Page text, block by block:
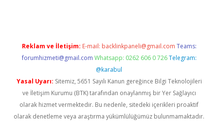
Reklam ve İletişim: E-mail: backlinkpaneli@gmail.com Teams:
forumhizmeti@gmail.com Whatsapp: 0262 606 0 726 Telegram:
@karabul
Yasal Uyarı: Sitemiz, 5651 Sayılı Kanun gereğince Bilgi Teknolojileri
ve İletişim Kurumu (BTK) tarafından onaylanmış bir Yer Sağlayıcı
olarak hizmet vermektedir. Bu nedenle, sitedeki içerikleri proaktif
olarak denetleme veya araştırma yükümlülüğümüz bulunmamaktadır.